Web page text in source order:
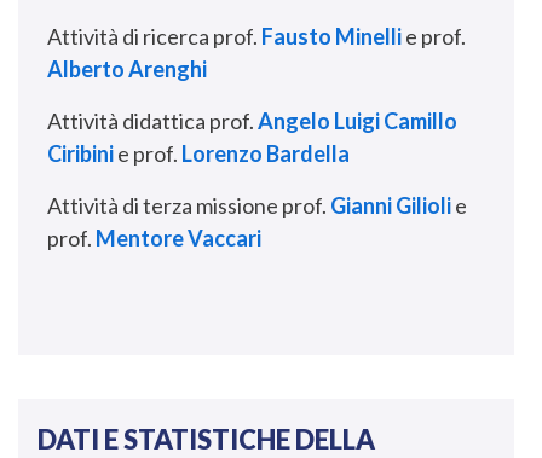
Attività di ricerca prof. Fausto Minellie prof.
Alberto Arenghi
Attività didattica prof.Angelo Luigi Camillo
Ciribinie prof. Lorenzo Bardella
Attività di terza missione prof. Gianni Giliolie
prof. Mentore Vaccari
DATI E STATISTICHE DELLA